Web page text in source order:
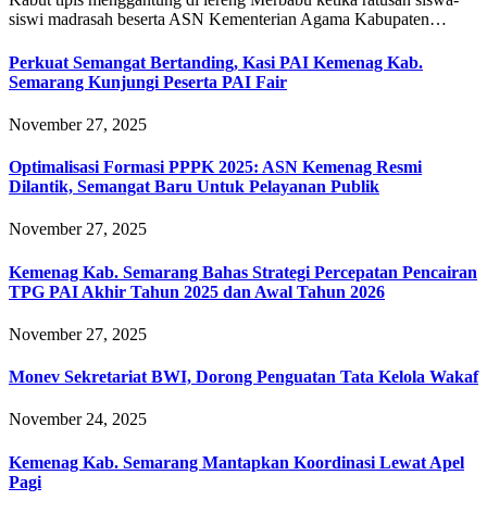
siswi madrasah beserta ASN Kementerian Agama Kabupaten…
Perkuat Semangat Bertanding, Kasi PAI Kemenag Kab.
Semarang Kunjungi Peserta PAI Fair
November 27, 2025
Optimalisasi Formasi PPPK 2025: ASN Kemenag Resmi
Dilantik, Semangat Baru Untuk Pelayanan Publik
November 27, 2025
Kemenag Kab. Semarang Bahas Strategi Percepatan Pencairan
TPG PAI Akhir Tahun 2025 dan Awal Tahun 2026
November 27, 2025
Monev Sekretariat BWI, Dorong Penguatan Tata Kelola Wakaf
November 24, 2025
Kemenag Kab. Semarang Mantapkan Koordinasi Lewat Apel
Pagi